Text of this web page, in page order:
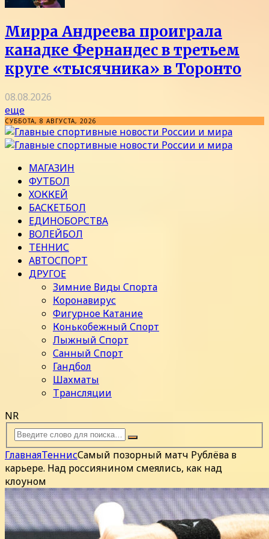
Мирра Андреева проиграла
канадке Фернандес в третьем
круге «тысячника» в Торонто
08.08.2026
еще
СУББОТА, 8 АВГУСТА, 2026
МАГАЗИН
ФУТБОЛ
ХОККЕЙ
БАСКЕТБОЛ
ЕДИНОБОРСТВА
ВОЛЕЙБОЛ
ТЕННИС
АВТОСПОРТ
ДРУГОЕ
Зимние Виды Спорта
Коронавирус
Фигурное Катание
Конькобежный Спорт
Лыжный Спорт
Санный Спорт
Гандбол
Шахматы
Трансляции
NR
ГлавнаяТеннисСамый позорный матч Рублёва в
карьере. Над россиянином смеялись, как над
клоуном